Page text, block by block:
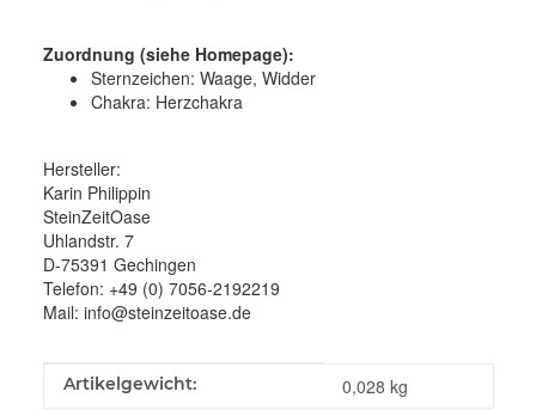
Zuordnung (siehe Homepage):
Sternzeichen: Waage, Widder
Chakra: Herzchakra
Hersteller:
Karin Philippin
SteinZeitOase
Uhlandstr. 7
D-75391 Gechingen
Telefon: +49 (0) 7056-2192219
Mail: info@steinzeitoase.de
Produkteigenschaft
Wert
Artikelgewicht: 0,028 kg